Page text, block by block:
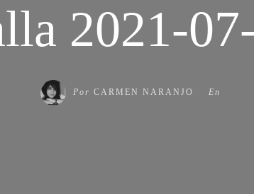
2021-
Por CARMEN NARANJO En